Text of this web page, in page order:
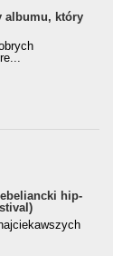
albumu, który
hip-